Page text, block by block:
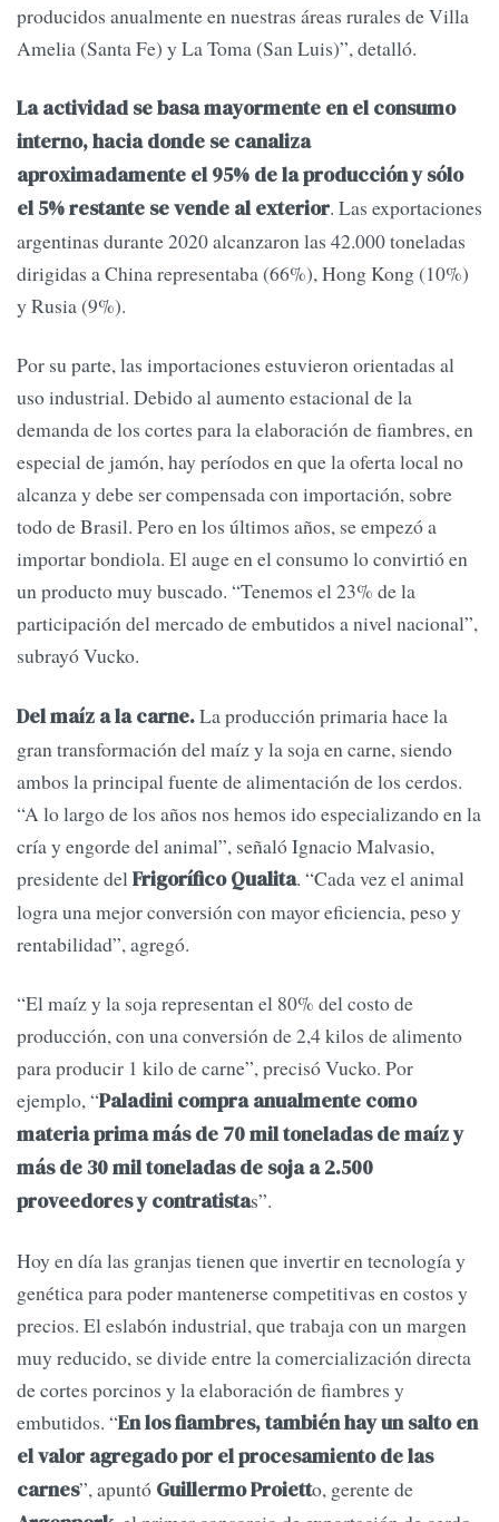
producidos anualmente en nuestras áreas rurales de Villa
Amelia (Santa Fe) y La Toma (San Luis)”, detalló.
La actividad se basa mayormente en el consumo
interno, hacia donde se canaliza
aproximadamente el 95% de la producción y sólo
el 5% restante se vende al exterior. Las exportaciones
argentinas durante 2020 alcanzaron las 42.000 toneladas
dirigidas a China representaba (66%), Hong Kong (10%)
y Rusia (9%).
Por su parte, las importaciones estuvieron orientadas al
uso industrial. Debido al aumento estacional de la
demanda de los cortes para la elaboración de fiambres, en
especial de jamón, hay períodos en que la oferta local no
alcanza y debe ser compensada con importación, sobre
todo de Brasil. Pero en los últimos años, se empezó a
importar bondiola. El auge en el consumo lo convirtió en
un producto muy buscado. “Tenemos el 23% de la
participación del mercado de embutidos a nivel nacional”,
subrayó Vucko.
Del maíz a la carne.La producción primaria hace la
gran transformación del maíz y la soja en carne, siendo
ambos la principal fuente de alimentación de los cerdos.
“A lo largo de los años nos hemos ido especializando en la
cría y engorde del animal”, señaló Ignacio Malvasio,
presidente delFrigorífico Qualita. “Cada vez el animal
logra una mejor conversión con mayor eficiencia, peso y
rentabilidad”, agregó.
“El maíz y la soja representan el 80% del costo de
producción, con una conversión de 2,4 kilos de alimento
para producir 1 kilo de carne”, precisó Vucko. Por
ejemplo, “Paladini compra anualmente como
materia prima más de 70 mil toneladas de maíz y
más de 30 mil toneladas de soja a 2.500
proveedores y contratistas”.
Hoy en día las granjas tienen que invertir en tecnología y
genética para poder mantenerse competitivas en costos y
precios. El eslabón industrial, que trabaja con un margen
muy reducido, se divide entre la comercialización directa
de cortes porcinos y la elaboración de fiambres y
embutidos. “En los fiambres, también hay un salto en
el valor agregado por el procesamiento de las
carnes”, apuntó Guillermo Proietto, gerente de